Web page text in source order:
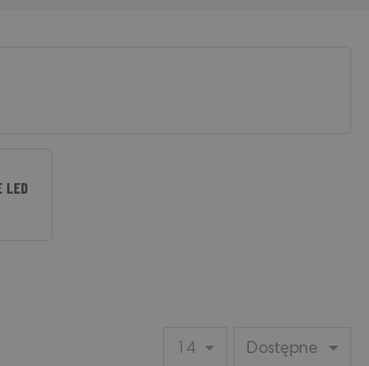
LED
14 Dostępne